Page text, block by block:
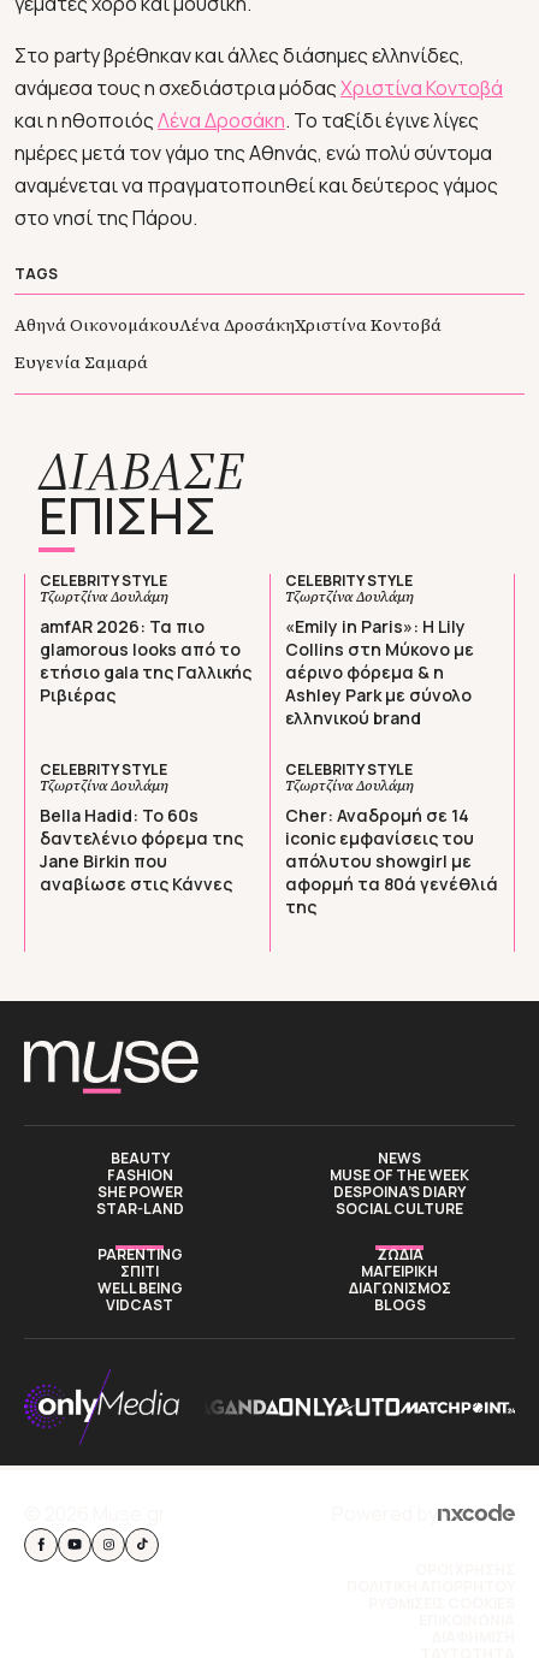
Στο party βρέθηκαν και άλλες διάσημες ελληνίδες,
ανάμεσα τους η σχεδιάστρια μόδαςΧριστίνα Κοντοβά
και η ηθοποιόςΛένα Δροσάκη. Το ταξίδι έγινε λίγες
ημέρες μετά τον γάμο της Αθηνάς, ενώ πολύ σύντομα
αναμένεται να πραγματοποιηθεί και δεύτερος γάμος
στο νησί της Πάρου.
TAGS
Αθηνά ΟικονομάκουΛένα ΔροσάκηΧριστίνα Κοντοβά
Ευγενία Σαμαρά
ΔΙΑΒΑΣΕ
ΕΠΙΣΗΣ
CELEBRITY STYLE
Τζωρτζίνα Δουλάμη
amfAR 2026: Τα πιο
glamorous looks από το
ετήσιο gala της Γαλλικής
Ριβιέρας
CELEBRITY STYLE
Τζωρτζίνα Δουλάμη
«Emily in Paris»: Η Lily
Collins στη Μύκονο με
αέρινο φόρεμα & η
Ashley Park με σύνολο
ελληνικού brand
CELEBRITY STYLE
Τζωρτζίνα Δουλάμη
Bella Hadid: Το 60s
δαντελένιο φόρεμα της
Jane Birkin που
αναβίωσε στις Κάννες
CELEBRITY STYLE
Τζωρτζίνα Δουλάμη
Cher: Αναδρομή σε 14
iconic εμφανίσεις του
απόλυτου showgirl με
αφορμή τα 80ά γενέθλιά
της
BEAUTY
FASHION
SHE POWER
STAR-LAND
NEWS
MUSE OF THE WEEK
DESPOINA’S DIARY
SOCIAL CULTURE
PARENTING
ΣΠΙΤΙ
WELL BEING
VIDCAST
ΖΩΔΙΑ
ΜΑΓΕΙΡΙΚΗ
ΔΙΑΓΩΝΙΣΜΟΣ
BLOGS